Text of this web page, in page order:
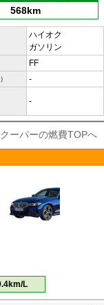
568km
ハイオク
ガソリン
FF
-
-
ーパーの燃費TOPへ
L